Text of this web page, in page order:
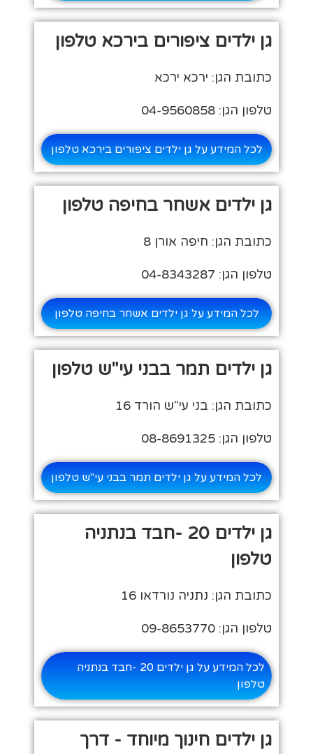
גן ילדים ציפורים בירכא טלפון
כתובת הגן: ירכא ירכא
טלפון הגן: 04-9560858
לכל המידע על גן ילדים ציפורים בירכא טלפון
גן ילדים אשחר בחיפה טלפון
כתובת הגן: חיפה אורן 8
טלפון הגן: 04-8343287
לכל המידע על גן ילדים אשחר בחיפה טלפון
גן ילדים תמר בבני עי"ש טלפון
כתובת הגן: בני עי"ש הורד 16
טלפון הגן: 08-8691325
לכל המידע על גן ילדים תמר בבני עי"ש טלפון
גן ילדים 20 -חבד בנתניה
טלפון
כתובת הגן: נתניה נורדאו 16
טלפון הגן: 09-8653770
לכל המידע על גן ילדים 20 -חבד בנתניה
טלפון
גן ילדים חינוך מיוחד - דרך